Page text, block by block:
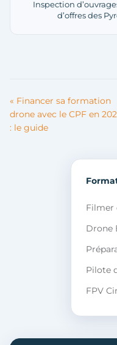
Inspection
d’offres des
« Financer sa formation
drone avec le CPF en
: le guide
Filmer
Drone
Pilote
FPV